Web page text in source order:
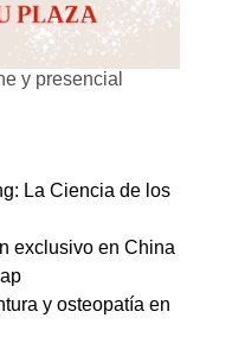
y presencial
La Ciencia de los
exclusivo en China
y osteopatía en